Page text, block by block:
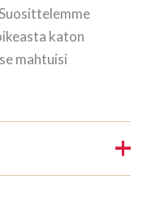
katon
mahtuisi